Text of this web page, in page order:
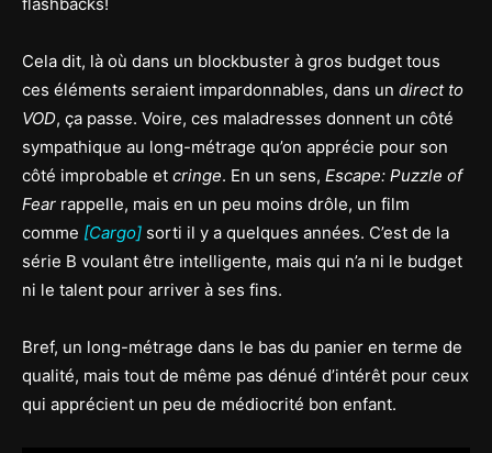
Cela dit, là où dans un blockbuster à gros budget tous
ces éléments seraient impardonnables, dans un direct to
VOD, ça passe. Voire, ces maladresses donnent un côté
sympathique au long-métrage qu’on apprécie pour son
côté improbable et cringe. En un sens, Escape: Puzzle of
Fear rappelle, mais en un peu moins drôle, un film
comme [Cargo] sorti il y a quelques années. C’est de la
série B voulant être intelligente, mais qui n’a ni le budget
ni le talent pour arriver à ses fins.
Bref, un long-métrage dans le bas du panier en terme de
qualité, mais tout de même pas dénué d’intérêt pour ceux
qui apprécient un peu de médiocrité bon enfant.